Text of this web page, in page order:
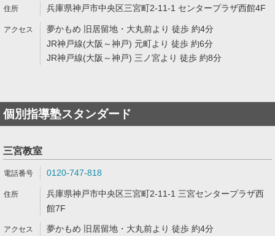
兵庫県神戸市中央区三宮町2-11-1 センタープラザ西館4F
夢かもめ 旧居留地・大丸前より 徒歩 約4分
JR神戸線(大阪～神戸) 元町より 徒歩 約6分
JR神戸線(大阪～神戸) 三ノ宮より 徒歩 約8分
個別指導塾スタンダード
三宮教室
0120-747-818
兵庫県神戸市中央区三宮町2-11-1 三宮センタープラザ西
館7F
夢かもめ 旧居留地・大丸前より 徒歩 約4分